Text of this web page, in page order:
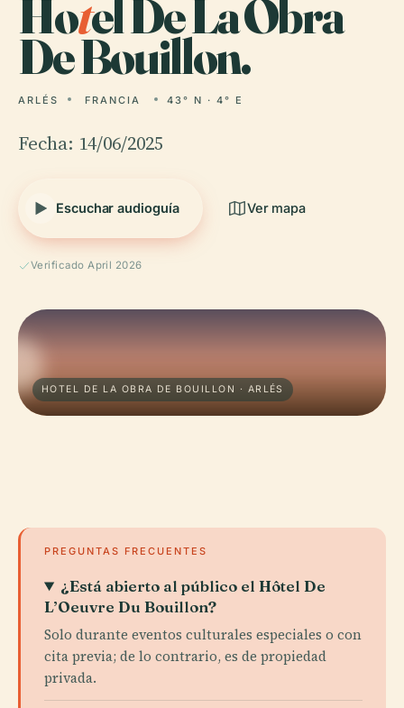
Hotel De La Obra
De Bouillon.
ARLÉS FRANCIA 43° N · 4° E
Fecha: 14/06/2025
Escuchar audioguía Ver mapa
Verificado April 2026
HOTEL DE LA OBRA DE BOUILLON · ARLÉS
PREGUNTAS FRECUENTES
¿Está abierto al público el Hôtel De
L’Oeuvre Du Bouillon?
Solo durante eventos culturales especiales o con
cita previa; de lo contrario, es de propiedad
privada.